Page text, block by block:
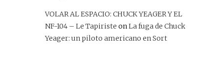
VOLAR AL ESPACIO: CHUCK YEAGER Y EL
NF-104 – Le Tapiriste onLa fuga de Chuck
Yeager: un piloto americano en Sort